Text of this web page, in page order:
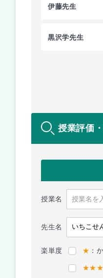
伊藤先生
黒沢学先生
授業評価
授業名
先生名
楽単度 ★ ：